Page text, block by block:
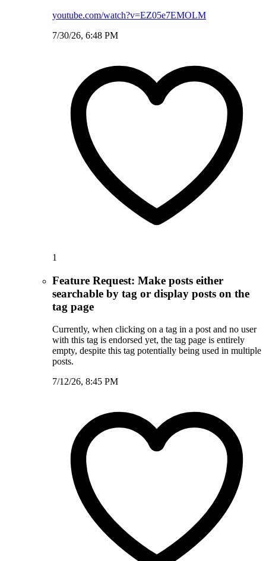
youtube.com/watch?v=EZ05e7EMOLM
7/30/26, 6:48 PM
1
Feature Request: Make posts either
searchable by tag or display posts on the
tag page
Currently, when clicking on a tag in a post and no user
with this tag is endorsed yet, the tag page is entirely
empty, despite this tag potentially being used in multiple
posts.
7/12/26, 8:45 PM